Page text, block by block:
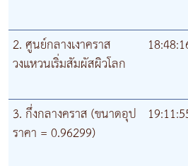
2. ศูนย์กลางเงาคราส
วงแหวนเริ่มสัมผัสผิวโลก
3. กึ่งกลางคราส (ขนาดอุป
ราคา = 0.96299)